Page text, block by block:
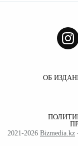
ОБ
2021-2026 Bizmedia.kz